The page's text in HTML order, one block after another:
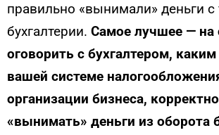
правильно «вынимали» деньги с
бухгалтерии. Самое лучшее — на
оговорить с бухгалтером,
вашей системе
организации бизнеса,
«вынимать» деньги из оборота